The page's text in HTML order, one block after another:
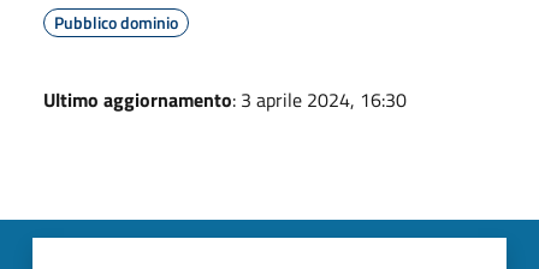
Pubblico dominio
Ultimo aggiornamento: 3 aprile 2024, 16:30